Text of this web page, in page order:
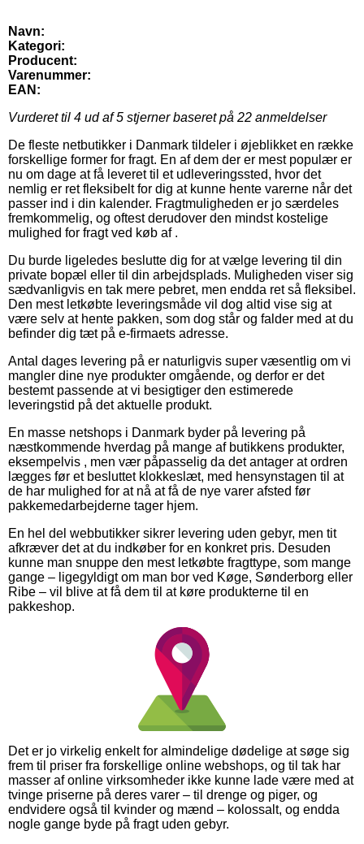
Navn:
Kategori:
Producent:
Varenummer:
EAN:
Vurderet til 4 ud af 5 stjerner baseret på 22 anmeldelser
De fleste netbutikker i Danmark tildeler i øjeblikket en række
forskellige former for fragt. En af dem der er mest populær er
nu om dage at få leveret til et udleveringssted, hvor det
nemlig er ret fleksibelt for dig at kunne hente varerne når det
passer ind i din kalender. Fragtmuligheden er jo særdeles
fremkommelig, og oftest derudover den mindst kostelige
mulighed for fragt ved køb af .
Du burde ligeledes beslutte dig for at vælge levering til din
private bopæl eller til din arbejdsplads. Muligheden viser sig
sædvanligvis en tak mere pebret, men endda ret så fleksibel.
Den mest letkøbte leveringsmåde vil dog altid vise sig at
være selv at hente pakken, som dog står og falder med at du
befinder dig tæt på e-firmaets adresse.
Antal dages levering på er naturligvis super væsentlig om vi
mangler dine nye produkter omgående, og derfor er det
bestemt passende at vi besigtiger den estimerede
leveringstid på det aktuelle produkt.
En masse netshops i Danmark byder på levering på
næstkommende hverdag på mange af butikkens produkter,
eksempelvis , men vær påpasselig da det antager at ordren
lægges før et besluttet klokkeslæt, med hensynstagen til at
de har mulighed for at nå at få de nye varer afsted før
pakkemedarbejderne tager hjem.
En hel del webbutikker sikrer levering uden gebyr, men tit
afkræver det at du indkøber for en konkret pris. Desuden
kunne man snuppe den mest letkøbte fragttype, som mange
gange – ligegyldigt om man bor ved Køge, Sønderborg eller
Ribe – vil blive at få dem til at køre produkterne til en
pakkeshop.
Det er jo virkelig enkelt for almindelige dødelige at søge sig
frem til priser fra forskellige online webshops, og til tak har
masser af online virksomheder ikke kunne lade være med at
tvinge priserne på deres varer – til drenge og piger, og
endvidere også til kvinder og mænd – kolossalt, og endda
nogle gange byde på fragt uden gebyr.